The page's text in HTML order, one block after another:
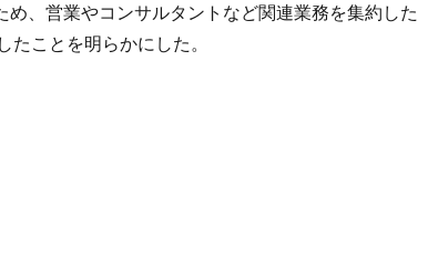
、営業やコンサルタントなど関連業務を集約した
たことを明らかにした。